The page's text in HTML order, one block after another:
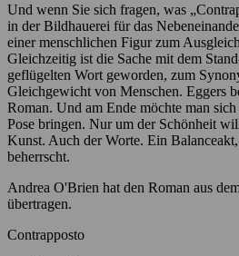
Und wenn Sie sich fragen, was
in der Bildhauerei für das
einer menschlichen Figur zum
Gleichzeitig ist die Sache mit dem
geflügelten Wort geworden, zum
Gleichgewicht von Menschen. Eggers
Roman. Und am Ende möchte man
Pose bringen. Nur um der Schönheit
Kunst. Auch der Worte. Ein
beherrscht.
Andrea O'Brien hat den Roman aus
übertragen.
Contrapposto